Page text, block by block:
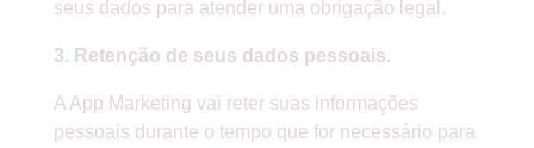
seus dados para atender uma obrigação legal.
3. Retenção de seus dados pessoais.
A App Marketing vai reter suas informações
pessoais durante o tempo que for necessário para